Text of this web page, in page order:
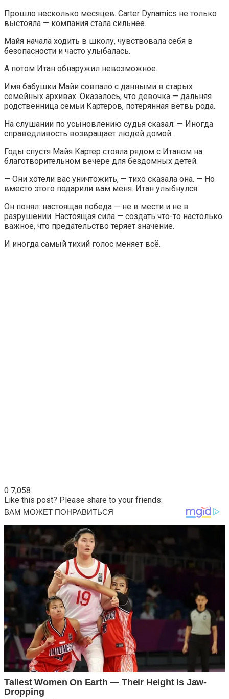
Прошло несколько месяцев. Carter Dynamics не только
выстояла — компания стала сильнее.
Майя начала ходить в школу, чувствовала себя в
безопасности и часто улыбалась.
А потом Итан обнаружил невозможное.
Имя бабушки Майи совпало с данными в старых
семейных архивах. Оказалось, что девочка — дальняя
родственница семьи Картеров, потерянная ветвь рода.
На слушании по усыновлению судья сказал: — Иногда
справедливость возвращает людей домой.
Годы спустя Майя Картер стояла рядом с Итаном на
благотворительном вечере для бездомных детей.
— Они хотели вас уничтожить, — тихо сказала она. — Но
вместо этого подарили вам меня. Итан улыбнулся.
Он понял: настоящая победа — не в мести и не в
разрушении. Настоящая сила — создать что-то настолько
важное, что предательство теряет значение.
И иногда самый тихий голос меняет всё.
0 7,058
Like this post? Please share to your friends: